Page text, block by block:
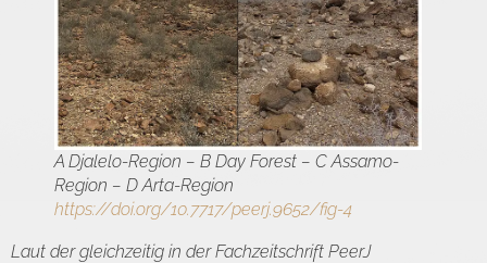
A Djalelo-Region – B Day Forest – C Assamo-
Region – D Arta-Region
https://doi.org/10.7717/peerj.9652/fig-4
Laut der gleichzeitig in der Fachzeitschrift PeerJ